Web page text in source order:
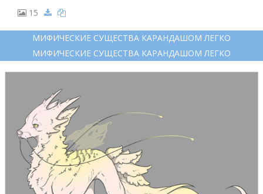
15
МИФИЧЕСКИЕ СУЩЕСТВА КАРАНДАШОМ ЛЕГКО
МИФИЧЕСКИЕ СУЩЕСТВА КАРАНДАШОМ ЛЕГКО